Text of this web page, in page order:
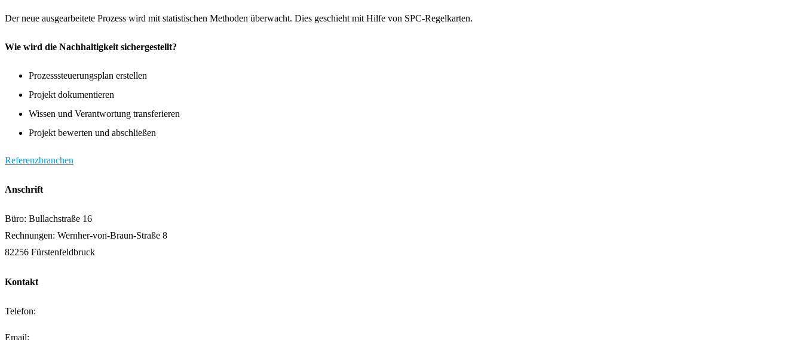
Der neue ausgearbeitete Prozess wird mit statistischen Methoden überwacht. Dies geschieht mit Hilfe von SPC-Regelkarten.
Wie wird die Nachhaltigkeit sichergestellt?
Prozesssteuerungsplan erstellen
Projekt dokumentieren
Wissen und Verantwortung transferieren
Projekt bewerten und abschließen
Referenzbranchen
Anschrift
Büro: Bullachstraße 16
Rechnungen: Wernher-von-Braun-Straße 8
82256 Fürstenfeldbruck
Kontakt
Telefon:
Email: